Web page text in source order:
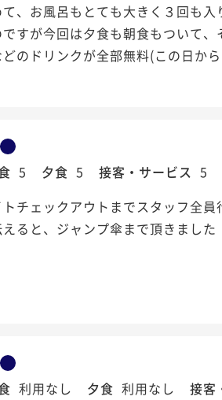
、お風呂もとても大きく３回も
すが今回は夕食も朝食もついて
のドリンクが全部無料(この日か
5 夕食 5 接客・サービス 5
チェックアウトまでスタッフ全
ると、ジャンプ傘まで頂きまし
利用なし 夕食 利用なし 接客